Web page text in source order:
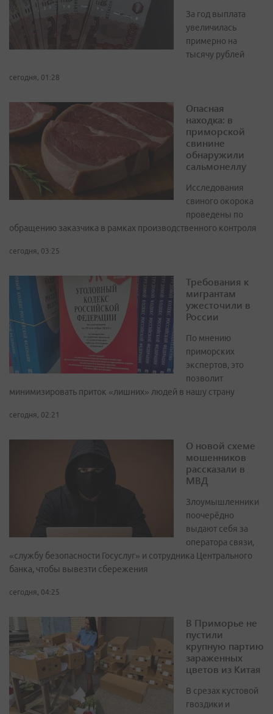
За год выплата
увеличилась
примерно на
тысячу рублей
сегодня, 01:28
Опасная
находка: в
приморской
свинине
обнаружили
сальмонеллу
Исследования
свиного окорока
проведены по
обращению заказчика в рамках производственного контроля
сегодня, 03:25
Требования к
мигрантам
ужесточили в
России
По мнению
приморских
экспертов, это
позволит
минимизировать приток «лишних» людей в нашу страну
сегодня, 02:21
О новой схеме
мошенников
рассказали в
МВД
Злоумышленники
поочерёдно
выдают себя за
оператора связи,
«службу безопасности Госуслуг» и сотрудника Центрального
банка, чтобы вывезти сбережения
сегодня, 04:25
В Приморье не
пустили
крупную партию
зараженных
цветов из Китая
В срезах кустовой
гвоздики и